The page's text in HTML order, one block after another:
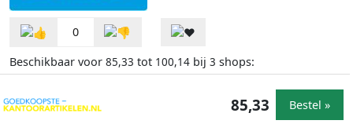
0
Beschikbaar voor 85,33 tot 100,14 bij 3 shops:
85,33 Bestel »